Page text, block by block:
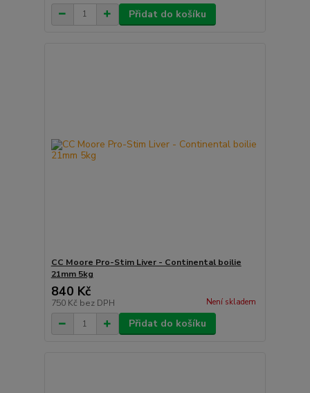
Přidat do košíku
CC Moore Pro-Stim Liver - Continental boilie
21mm 5kg
840 Kč
750 Kč bez DPH Není skladem
Přidat do košíku